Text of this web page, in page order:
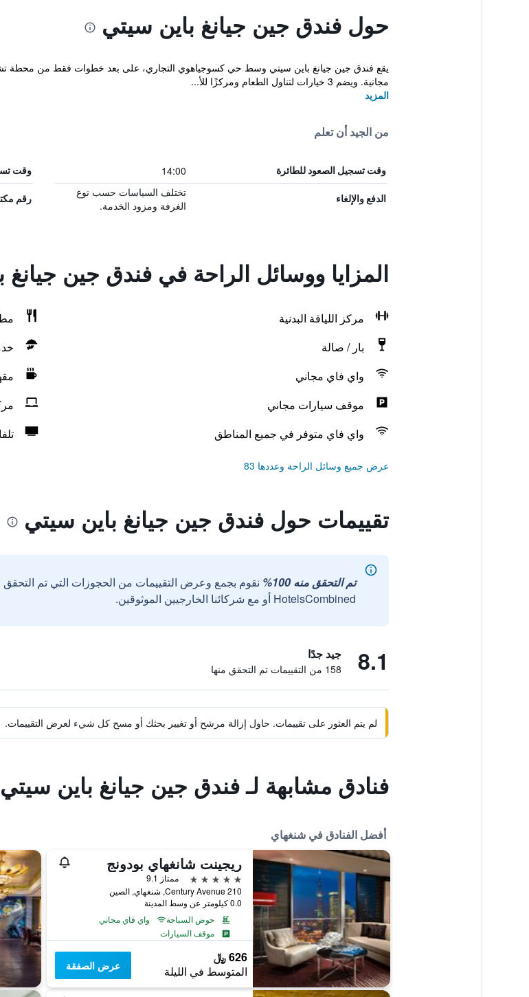
حول فندق جين جيانغ باين سيتي
مجانية. ويضم 3 خيارات لتناول الطعام ومركزًا للأ...
المزيد
من الجيد أن تعلم
وقت تسجيل الصعود للطائرة 14:00 وقت
الدفع والإلغاء
تختلف السياسات حسب نوع
الغرفة ومزود الخدمة.
رقم
المزايا ووسائل الراحة في فندق جين جيانغ
مركز اللياقة البدنية
بار / صالة
واي فاي مجاني
موقف سيارات مجاني
واي فاي متوفر في جميع المناطق
عرض جميع وسائل الراحة وعددها 83
تقييمات حول فندق جين جيانغ باين سيتي
تم التحقق منه 100%
نقوم بجمع وعرض التقييمات من الحجوزات التي تم
HotelsCombined أو مع شركائنا الخارجيين الموثوقين.
8.1 جيد جدًا
158 من التقييمات تم التحقق منها
لم يتم العثور على تقييمات. حاول إزالة مرشح أو تغيير بحثك أو مسح كل شيء لعرض التقييمات.
فنادق مشابهة لـ فندق جين جيانغ باين سيتي
أفضل الفنادق في شنغهاي
ريجينت شانغهاي بودونج
5 نجوم
ممتاز 9.1
210 Century Avenue, شنغهاي, الصين
0.0 كيلومتر عن وسط المدينة
حوض السباحة
واي فاي مجاني
موقف السيارات
626 ﷼
المتوسط في الليلة عرض الصفقة